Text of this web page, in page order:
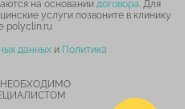
на основании договора. Для
услуги позвоните в клинику
polyclin.ru
данных и Политика
НЕОБХОДИМО